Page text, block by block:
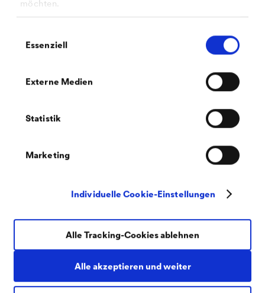
möchten.
Essenziell
Externe Medien
Statistik
Marketing
Individuelle Cookie-Einstellungen
Alle akzeptieren und weiter
Alle Tracking-Cookies ablehnen
kommt zum Einsatz, wenn die erste Dämmebene
die sogenannte Aufsparrendämmung. Gemeinsam mit
der üblichen 140 mm dicken Zwischensparrendämmung